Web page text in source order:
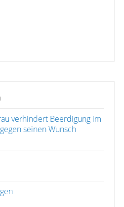
verhindert Beerdigung im
seinen Wunsch